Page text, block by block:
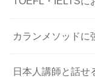
カランメソッドに
日本人講師と話せ